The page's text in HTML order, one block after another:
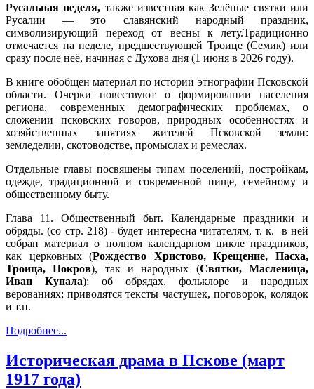
Русальная неделя, также известная как Зелёные святки или
Русалии — это славянский народный праздник,
символизирующий переход от весны к лету.Традиционно
отмечается на неделе, предшествующей Троице (Семик) или
сразу после неё, начиная с Духова дня (1 июня в 2026 году).
В книге обобщен материал по истории этнографии Псковской
области. Очерки повествуют о формировании населения
региона, современных демографических проблемах, о
сложении псковских говоров, природных особенностях и
хозяйственных занятиях жителей Псковской земли:
земледелии, скотоводстве, промыслах и ремеслах.
Отдельные главы посвящены типам поселений, постройкам,
одежде, традиционной и современной пище, семейному и
общественному быту.
Глава 11. Общественный быт. Календарные праздники и
обряды. (со стр. 218) - будет интересна читателям, т. к. в ней
собран материал о полном календарном цикле праздников,
как церковных (Рождество Христово, Крещение, Пасха,
Троица, Покров), так и народных (Святки, Масленица,
Иван Купала); об обрядах, фольклоре и народных
верованиях; приводятся тексты частушек, поговорок, колядок
и т.п.
Подробнее...
Историческая драма в Пскове (март
1917 года)